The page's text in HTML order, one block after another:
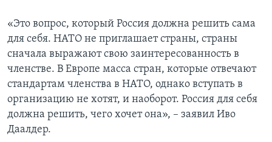
«Это вопрос, который Россия должна решить сама
для себя. НАТО не приглашает страны, страны
сначала выражают свою заинтересованность в
членстве. В Европе масса стран, которые отвечают
стандартам членства в НАТО, однако вступать в
организацию не хотят, и наоборот. Россия для себя
должна решить, чего хочет она», – заявил Иво
Даалдер.